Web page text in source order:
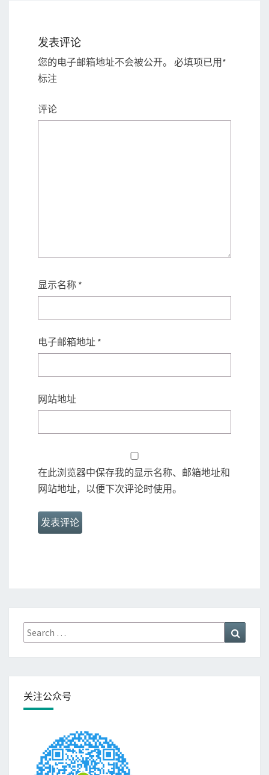
发表评论
您的电子邮箱地址不会被公开。 必填项已用 *
标注
评论
显示名称 *
电子邮箱地址 *
网站地址
在此浏览器中保存我的显示名称、邮箱地址和
网站地址，以便下次评论时使用。
Search
for:
关注公众号